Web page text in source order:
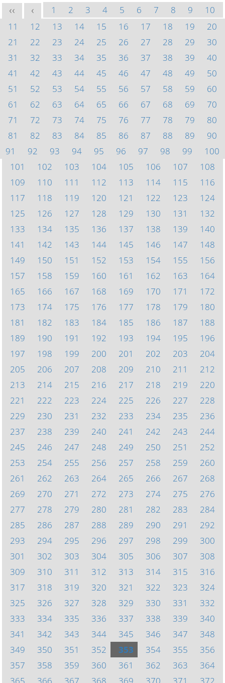
<< < 1 2 3 4 5 6 7 8 9
10
11
12 13 14 15 16 17 18 19
20
21
22 23 24 25 26 27 28 29
30
31
32 33 34 35 36 37 38 39
40
41
42 43 44 45 46 47 48 49
50
51
52 53 54 55 56 57 58 59
60
61
62 63 64 65 66 67 68 69
70
71
72 73 74 75 76 77 78 79
80
81
82 83 84 85 86 87 88 89
90
91
92 93 94 95 96 97 98 99
100
101
102 103 104 105 106 107
108
109
110 111 112 113 114 115
116
117
118 119 120 121 122 123
124
125
126 127 128 129 130 131
132
133
134 135 136 137 138 139
140
141
142 143 144 145 146 147
148
149
150 151 152 153 154 155
156
157
158 159 160 161 162 163
164
165
166 167 168 169 170 171
172
173
174 175 176 177 178 179
180
181
182 183 184 185 186 187
188
189
190 191 192 193 194 195
196
197
198 199 200 201 202 203
204
205
206 207 208 209 210 211
212
213
214 215 216 217 218 219
220
221
222 223 224 225 226 227
228
229
230 231 232 233 234 235
236
237
238 239 240 241 242 243
244
245
246 247 248 249 250 251
252
253
254 255 256 257 258 259
260
261
262 263 264 265 266 267
268
269
270 271 272 273 274 275
276
277
278 279 280 281 282 283
284
285
286 287 288 289 290 291
292
293
294 295 296 297 298 299
300
301
302 303 304 305 306 307
308
309
310 311 312 313 314 315
316
317
318 319 320 321 322 323
324
325
326 327 328 329 330 331
332
333
334 335 336 337 338 339
340
341
342 343 344 345 346 347
348
349
350 351 352 353 354 355
356
357
358 359 360 361 362 363
364